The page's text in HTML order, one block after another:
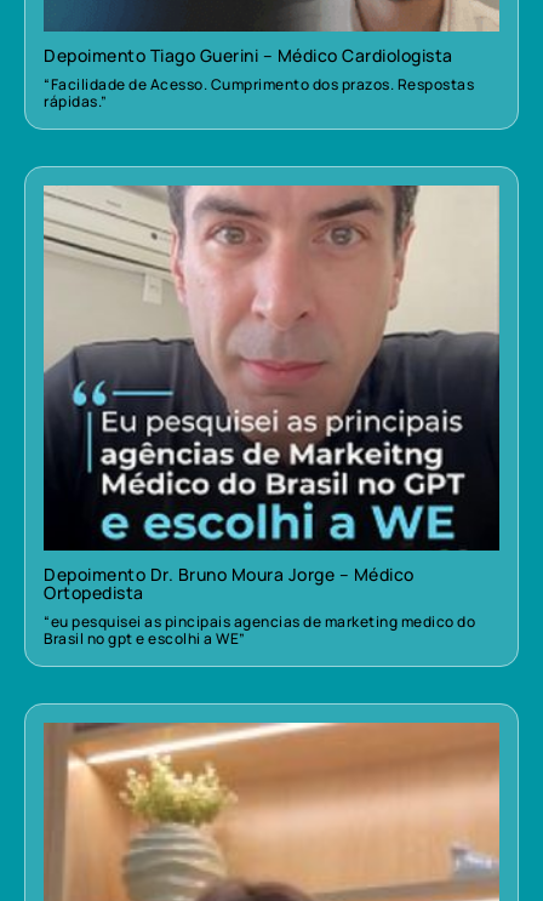
Depoimento Tiago Guerini – Médico Cardiologista
“Facilidade de Acesso. Cumprimento dos prazos. Respostas
rápidas.”
Depoimento Dr. Bruno Moura Jorge – Médico
Ortopedista
“eu pesquisei as pincipais agencias de marketing medico do
Brasil no gpt e escolhi a WE”